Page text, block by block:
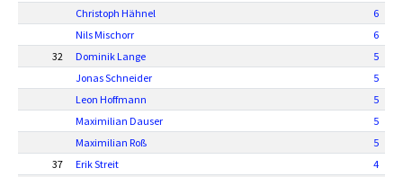
Christoph Hähnel
6
Nils Mischorr
6
32
Dominik Lange
5
Jonas Schneider
5
Leon Hoffmann
5
Maximilian Dauser
5
Maximilian Roß
5
37
Erik Streit
4